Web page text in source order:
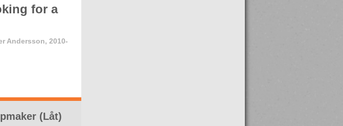
for a
Andersson, 2010-
(Låt)